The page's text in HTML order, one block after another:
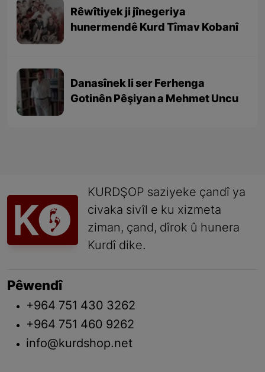
Rêwîtiyek ji jînegeriya
hunermendê Kurd Tîmav Kobanî
Danasînek li ser Ferhenga
Gotinên Pêşiyan a Mehmet Uncu
KURDŞOP saziyeke çandî ya
civaka sivîl e ku xizmeta
ziman, çand, dîrok û hunera
Kurdî dike.
Pêwendî
+964 751 430 3262
+964 751 460 9262
info@kurdshop.net